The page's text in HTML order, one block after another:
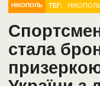
НІКОПОЛЬ ТЕГ:
стала